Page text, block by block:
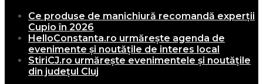
Ce produse de manichiură recomandă experții
Cupio în 2026
HelloConstanta.ro urmărește agenda de
evenimente și noutățile de interes local
StiriCJ.ro urmărește evenimentele și noutățile
din județul Cluj